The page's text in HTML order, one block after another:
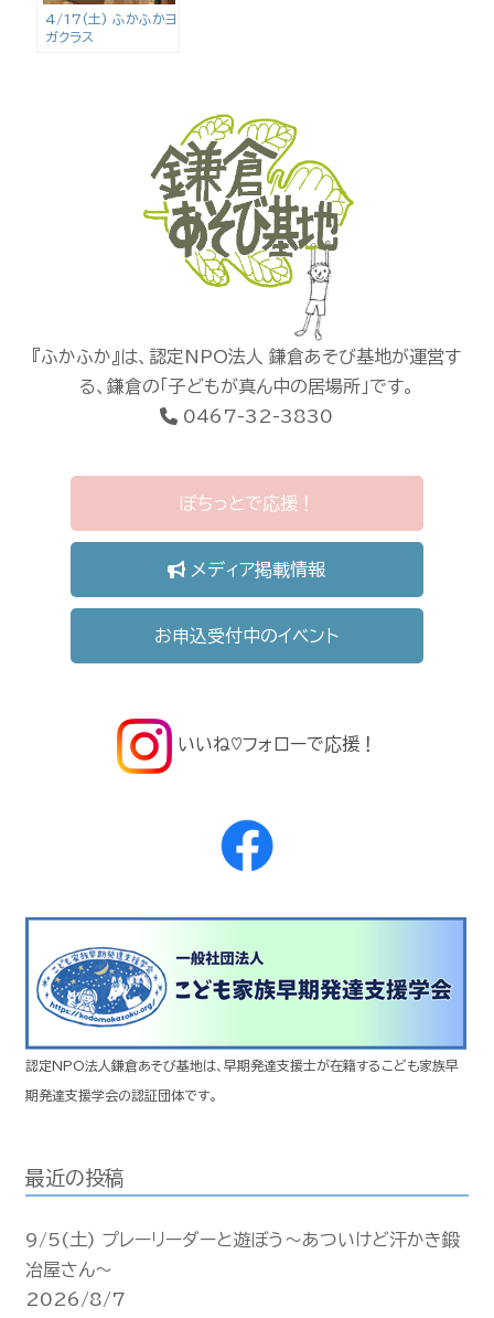
4/17(土) ふかふかヨ
ガクラス
『ふかふか』は、認定NPO法人 鎌倉あそび基地が運営す
る、鎌倉の「子どもが真ん中の居場所」です。
0467-32-3830
ぽちっとで応援！
メディア掲載情報
お申込受付中のイベント
いいね♡フォローで応援！
認定NPO法人鎌倉あそび基地は、早期発達支援士が在籍するこども家族早
期発達支援学会の認証団体です。
最近の投稿
9/5(土) プレーリーダーと遊ぼう〜あついけど汗かき鍛
冶屋さん〜
2026/8/7